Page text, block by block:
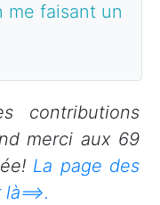
me faisant un
contributions
merci aux 69
La page des